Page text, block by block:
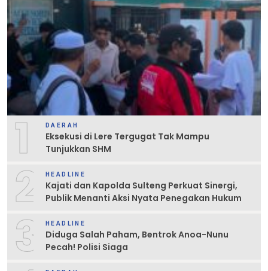
1 DAERAH
Eksekusi di Lere Tergugat Tak Mampu
Tunjukkan SHM
2 HEADLINE
Kajati dan Kapolda Sulteng Perkuat Sinergi,
Publik Menanti Aksi Nyata Penegakan Hukum
3 HEADLINE
Diduga Salah Paham, Bentrok Anoa-Nunu
Pecah! Polisi Siaga